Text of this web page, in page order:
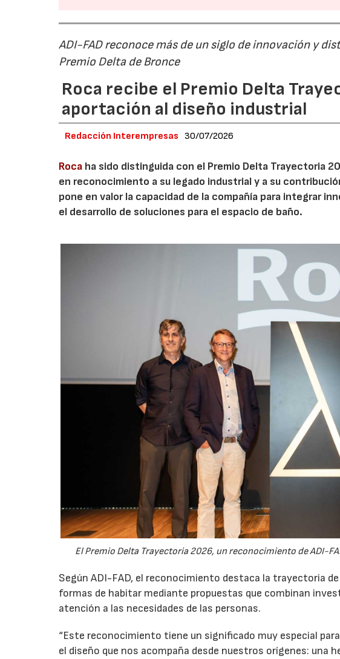
ADI-FAD reconoce más de un siglo de innovación y
Premio Delta de Bronce
Roca recibe el Premio Delta
aportación al diseño industrial
Redacción Interempresas 30/07/2026
Roca ha sido distinguida con el Premio Delta Trayectoria
en reconocimiento a su legado industrial y a su
pone en valor la capacidad de la compañía para integrar
el desarrollo de soluciones para el espacio de baño.
El Premio Delta Trayectoria 2026, un reconocimiento de ADI-
Según ADI-FAD, el reconocimiento destaca la trayectoria
formas de habitar mediante propuestas que combinan
atención a las necesidades de las personas.
“Este reconocimiento tiene un significado muy especial
el diseño que nos acompaña desde nuestros orígenes: una